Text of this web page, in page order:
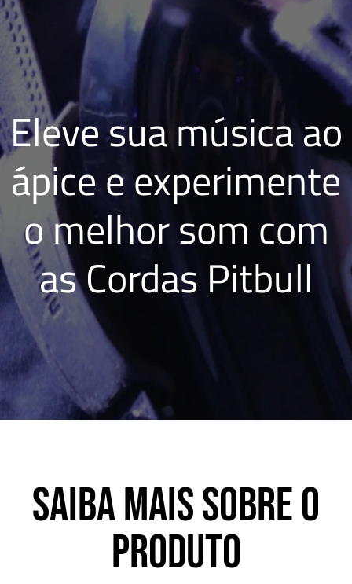
Eleve sua música ao
ápice e experimente
o melhor som com
as Cordas Pitbull
Saiba mais sobre o
produto